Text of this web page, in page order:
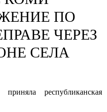
ПО
ЧЕРЕЗ
СЕЛА
республиканская